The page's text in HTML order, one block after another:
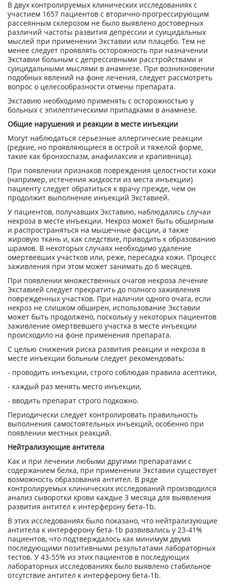
В двух контролируемых клинических исследованиях с
участием 1657 пациентов с вторично-прогрессирующим
рассеянным склерозом не было выявлено достоверных
различий частоты развития депрессии и суицидальных
мыслей при применении Экставии или плацебо. Тем не
менее следует проявлять осторожность при назначении
Экставии больным с депрессивными расстройствами и
суицидальными мыслями в анамнезе. При возникновении
подобных явлений на фоне лечения, следует рассмотреть
вопрос о целесообразности отмены препарата.
Экставию необходимо применять с осторожностью у
больных с эпилептическими припадками в анамнезе.
Общие нарушения и реакции в месте инъекции
Могут наблюдаться серьезные аллергические реакции
(редкие, но проявляющиеся в острой и тяжелой форме,
такие как бронхоспазм, анафилаксия и крапивница).
При появлении признаков повреждения целостности кожи
(например, истечения жидкости из места инъекции)
пациенту следует обратиться к врачу прежде, чем он
продолжит выполнение инъекций Экставией.
У пациентов, получавших Экставию, наблюдались случаи
некроза в месте инъекции. Некроз может быть обширным
и распространяться на мышечные фасции, а также
жировую ткань и, как следствие, приводить к образованию
шрамов. В некоторых случаях необходимо удаление
омертвевших участков или, реже, пересадка кожи. Процесс
заживления при этом может занимать до 6 месяцев.
При появлении множественных очагов некроза лечение
Экставией следует прекратить до полного заживления
поврежденных участков. При наличии одного очага, если
некроз не слишком обширен, использование Экставии
может быть продолжено, поскольку у некоторых пациентов
заживление омертвевшего участка в месте инъекции
происходило на фоне применения препарата.
С целью снижения риска развития реакции и некроза в
месте инъекции больным следует рекомендовать:
- проводить инъекции, строго соблюдая правила асептики,
- каждый раз менять место инъекции,
- вводить препарат строго подкожно.
Периодически следует контролировать правильность
выполнения самостоятельных инъекций, особенно при
появлении местных реакций.
Нейтрализующие антитела
Как и при лечении любыми другими препаратами с
содержанием белка, при применении Экставии существует
возможность образования антител. В ряде
контролируемых клинических исследований производился
анализ сыворотки крови каждые 3 месяца для выявления
развития антител к интерферону бета-1b.
В этих исследованиях было показано, что нейтрализующие
антитела к интерферону бета-1b развивались у 23-41%
пациентов, что подтверждалось как минимум двумя
последующими позитивными результатами лабораторных
тестов. У 43-55% из этих пациентов в последующих
лабораторных исследованиях было выявлено стабильное
отсутствие антител к интерферону бета-1b.